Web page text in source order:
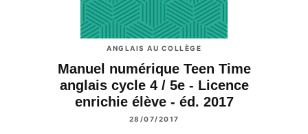
ANGLAIS AU COLLÈGE
Manuel numérique Teen Time
anglais cycle 4 / 5e - Licence
enrichie élève - éd. 2017
28/07/2017